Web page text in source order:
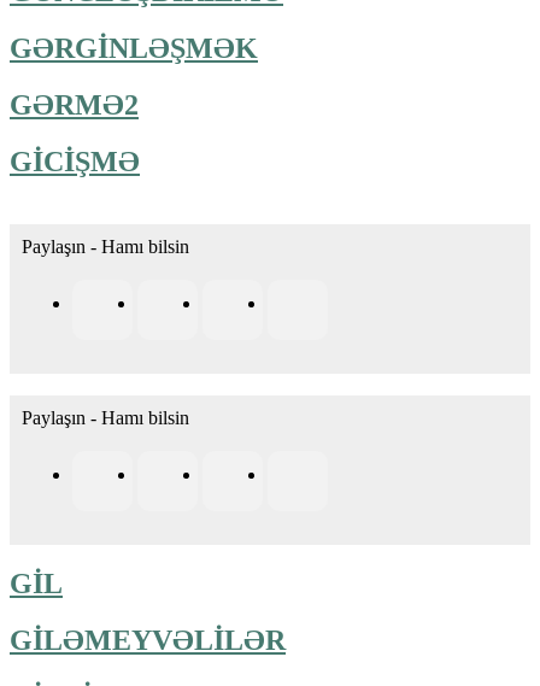
GƏRGİNLƏŞMƏK
GƏRMƏ2
GİCİŞMƏ
Paylaşın - Hamı bilsin
Paylaşın - Hamı bilsin
GİL
GİLƏMEYVƏLİLƏR